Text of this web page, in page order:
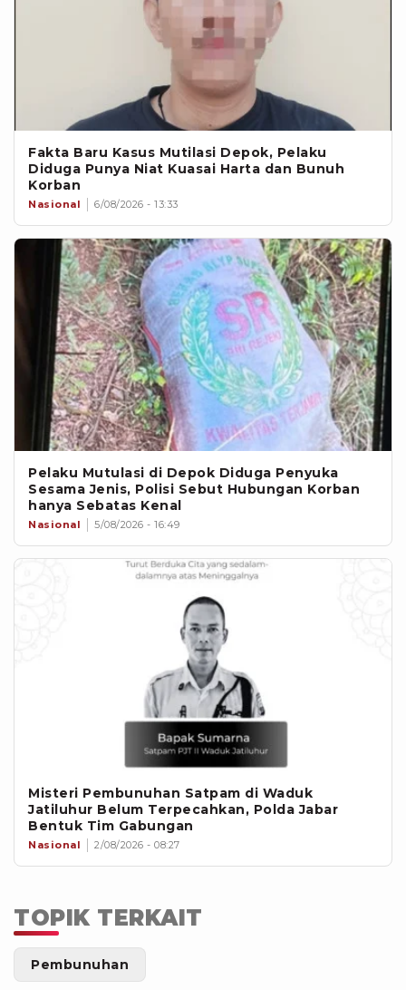
Fakta Baru Kasus Mutilasi Depok, Pelaku
Diduga Punya Niat Kuasai Harta dan Bunuh
Korban
Nasional 6/08/2026 - 13:33
Pelaku Mutulasi di Depok Diduga Penyuka
Sesama Jenis, Polisi Sebut Hubungan Korban
hanya Sebatas Kenal
Nasional 5/08/2026 - 16:49
Misteri Pembunuhan Satpam di Waduk
Jatiluhur Belum Terpecahkan, Polda Jabar
Bentuk Tim Gabungan
Nasional 2/08/2026 - 08:27
TOPIK TERKAIT
Pembunuhan